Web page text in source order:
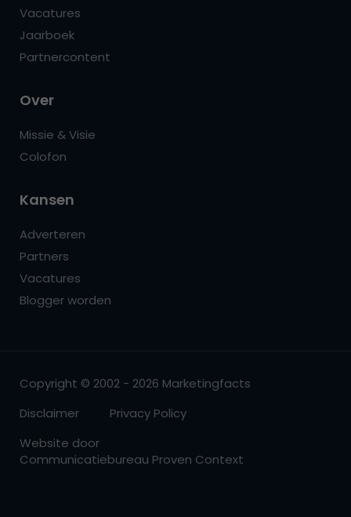
Vacatures
Jaarboek
Partnercontent
Over
Missie & Visie
Colofon
Kansen
Adverteren
Partners
Vacatures
Blogger worden
Copyright © 2002 - 2026 Marketingfacts
Disclaimer
Privacy Policy
Website door
Communicatiebureau Proven Context